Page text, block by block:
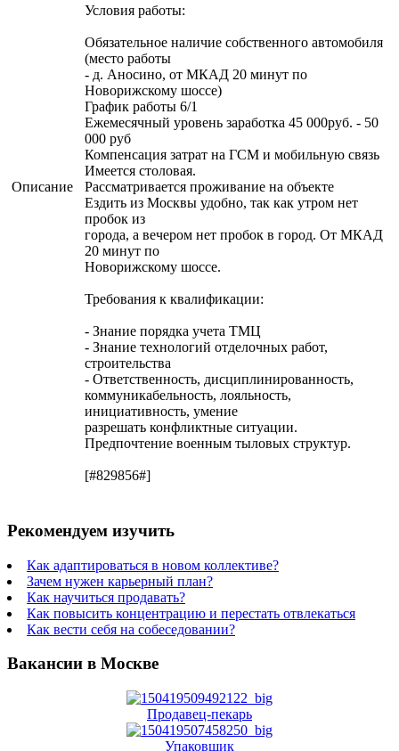
Описание
Условия работы:
Обязательное наличие собственного автомобиля
(место работы
- д. Аносино, от МКАД 20 минут по
Новорижскому шоссе)
График работы 6/1
Ежемесячный уровень заработка 45 000руб. - 50
000 руб
Компенсация затрат на ГСМ и мобильную связь
Имеется столовая.
Рассматривается проживание на объекте
Ездить из Москвы удобно, так как утром нет
пробок из
города, а вечером нет пробок в город. От МКАД
20 минут по
Новорижскому шоссе.
Требования к квалификации:
- Знание порядка учета ТМЦ
- Знание технологий отделочных работ,
строительства
- Ответственность, дисциплинированность,
коммуникабельность, лояльность,
инициативность, умение
разрешать конфликтные ситуации.
Предпочтение военным тыловых структур.
[#829856#]
Рекомендуем изучить
Как адаптироваться в новом коллективе?
Зачем нужен карьерный план?
Как научиться продавать?
Как повысить концентрацию и перестать отвлекаться
Как вести себя на собеседовании?
Вакансии в Москве
Продавец-пекарь
Упаковщик